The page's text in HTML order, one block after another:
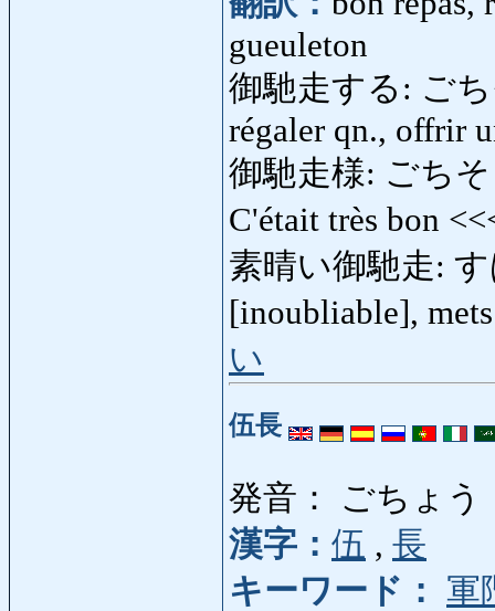
gueuleton
御馳走する: ごち
régaler qn., offrir
御馳走様: ごち
C'était très bon
素晴い御馳走:
[inoubliable],
い
伍長
発音： ごちょう
漢字： 伍 , 長
キーワード： 軍